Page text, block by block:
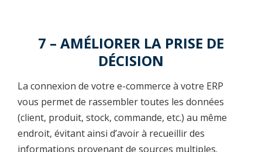
7 – AMÉLIORER LA PRISE DE
DÉCISION
La connexion de votre e-commerce à votre ERP
vous permet de rassembler toutes les données
(client, produit, stock, commande, etc.) au même
endroit, évitant ainsi d’avoir à recueillir des
informations provenant de sources multiples.